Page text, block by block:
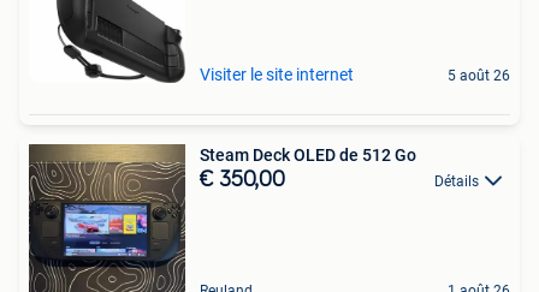
Visiter le site internet 5 août 26
Steam Deck OLED de 512 Go
€ 350,00 Détails